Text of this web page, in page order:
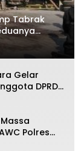
Tabrak
Gelar
DPRD
Polres